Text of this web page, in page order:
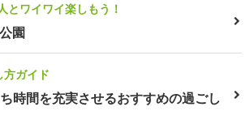
とワイワイ楽しもう！
園
方ガイド
時間を充実させるおすすめの過ごし